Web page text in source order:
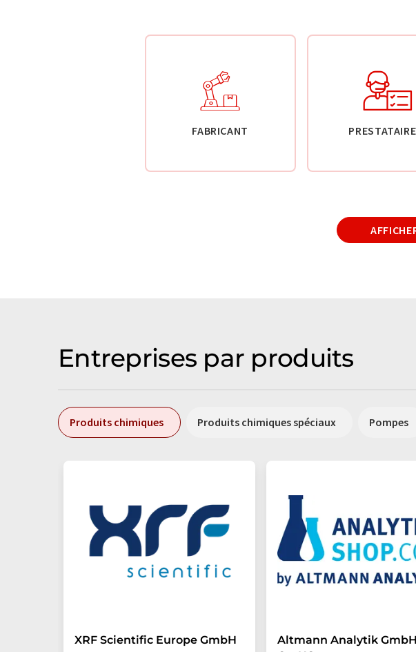
FABRICANT PRESTATAIRE
Entreprises par produits
Produits chimiques Produits chimiques spéciaux Pompes
XRF Scientific Europe GmbH
Altmann Analytik